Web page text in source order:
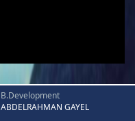
B.Development
ABDELRAHMAN GAYEL